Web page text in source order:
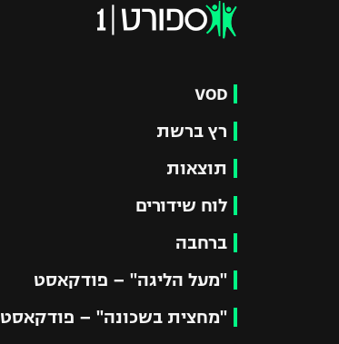
VOD
רץ ברשת
תוצאות
לוח שידורים
ברחבה
"מעל הליגה" – פודקאסט
"מחצית בשכונה" – פודקאסט